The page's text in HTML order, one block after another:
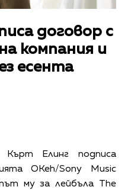
договор с
компания и
есента
Елинг подписа
OKeh/Sony Music
му за лейбъла The